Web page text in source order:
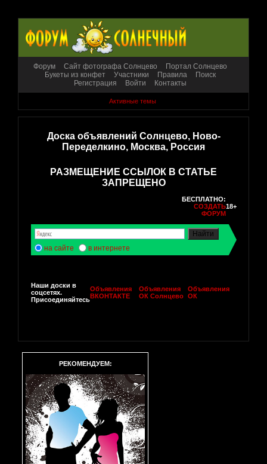
Форум Сайт фотографа Солнцево
Портал Солнцево
Букеты из конфет
Участники Правила
Поиск
Регистрация
Войти Контакты
Активные темы
Доска объявлений Солнцево, Ново-
Переделкино, Москва, Россия
РАЗМЕЩЕНИЕ ССЫЛОК В СТАТЬЕ
ЗАПРЕЩЕНО
БЕСПЛАТНО:
СОЗДАТЬ
ФОРУМ
18+
на сайте в интернете
Наши доски в
соцсетях.
Присоединяйтесь
Объявления
ВКОНТАКТЕ
Объявления
ОК Солнцево
Объявления
ОК
РЕКОМЕНДУЕМ: